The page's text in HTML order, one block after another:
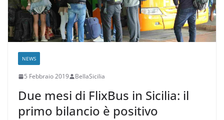
NEWS
5 Febbraio 2019 BellaSicilia
Due mesi di FlixBus in Sicilia: il
primo bilancio è positivo